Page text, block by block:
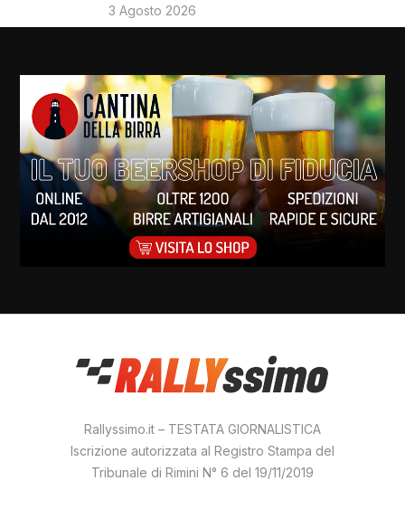
3 Agosto 2026
Rallyssimo.it – TESTATA GIORNALISTICA
Iscrizione autorizzata al Registro Stampa del
Tribunale di Rimini N° 6 del 19/11/2019